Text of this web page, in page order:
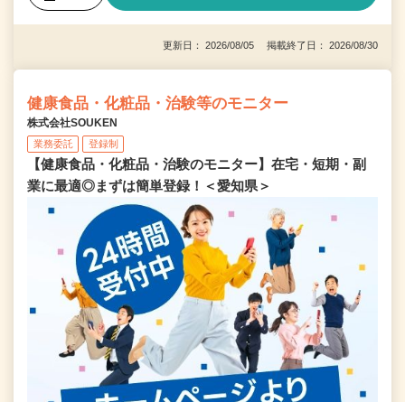
更新日： 2026/08/05 掲載終了日： 2026/08/30
健康食品・化粧品・治験等のモニター
株式会社SOUKEN
業務委託 登録制
【健康食品・化粧品・治験のモニター】在宅・短期・副
業に最適◎まずは簡単登録！＜愛知県＞